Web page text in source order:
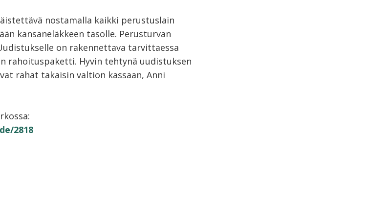
nostamalla kaikki perustuslain
kansaneläkkeen tasolle. Perusturvan
on rakennettava tarvittaessa
rahoituspaketti. Hyvin tehtynä uudistuksen
rahat takaisin valtion kassaan, Anni
2818